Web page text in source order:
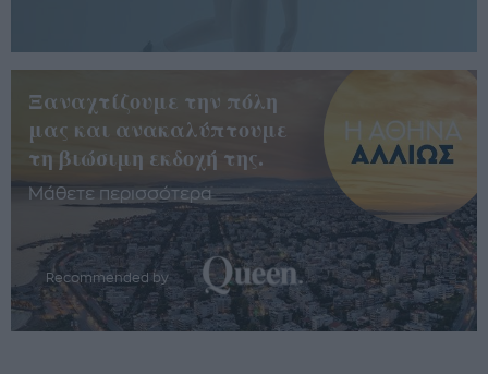
Ξαναχτίζουμε την πόλη
μας και ανακαλύπτουμε
τη βιώσιμη εκδοχή της.
Μάθετε περισσότερα
Recommended by